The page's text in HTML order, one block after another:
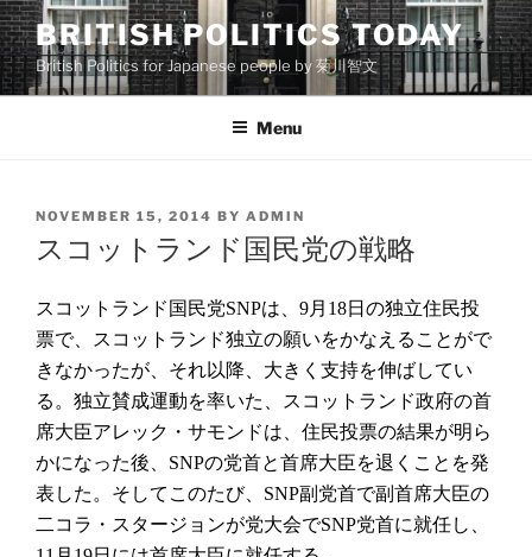
Skip
to
content
BRITISH POLITICS TODAY
British Politics for Japanese people by 菊川智文
Menu
POSTED
NOVEMBER 15, 2014 BY ADMIN
スコットランド国民党の戦略
スコットランド国民党SNPは、 9月 18日の独立住民投
票で、スコットランド独立の願いをかなえることがで
きなかったが、それ以降、大きく支持を伸ばしてい
る。独立賛成運動を率いた、スコットランド政府の首
席大臣アレック・サモンドは、住民投票の結果が明ら
かになった後、
SNPの党首と首席大臣を退くことを発
表した。そしてこのたび、
SNP副党首で副首席大臣の
二コラ・スタージョンが党大会でSNP党首に就任し、